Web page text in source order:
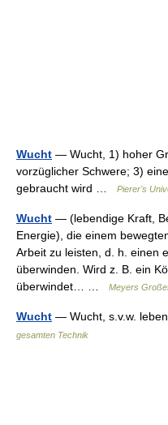
Wucht — Wucht, 1) hoher
vorzüglicher Schwere; 3)
gebraucht wird …
Pierer's
Wucht — (lebendige Kraft,
Energie), die einem
Arbeit zu leisten, d. h. einen
überwinden. Wird z. B. ein
überwindet… …
Meyers
Wucht — Wucht, s.v.w.
gesamten Technik